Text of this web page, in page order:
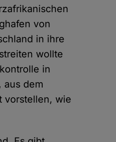
von
in ihre
wollte
in
aus dem
vorstellen, wie